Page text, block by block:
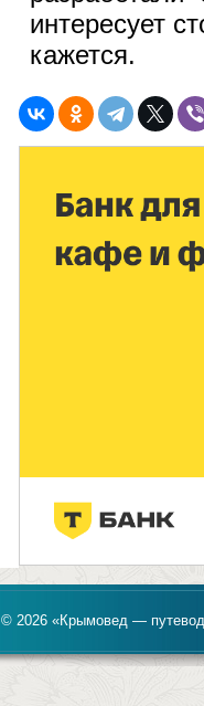
интересует
кажется.
© 2026 «Крымовед —